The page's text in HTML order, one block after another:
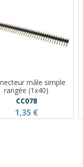
mâle simple
rangée (1x40)
CC078
1,35 €